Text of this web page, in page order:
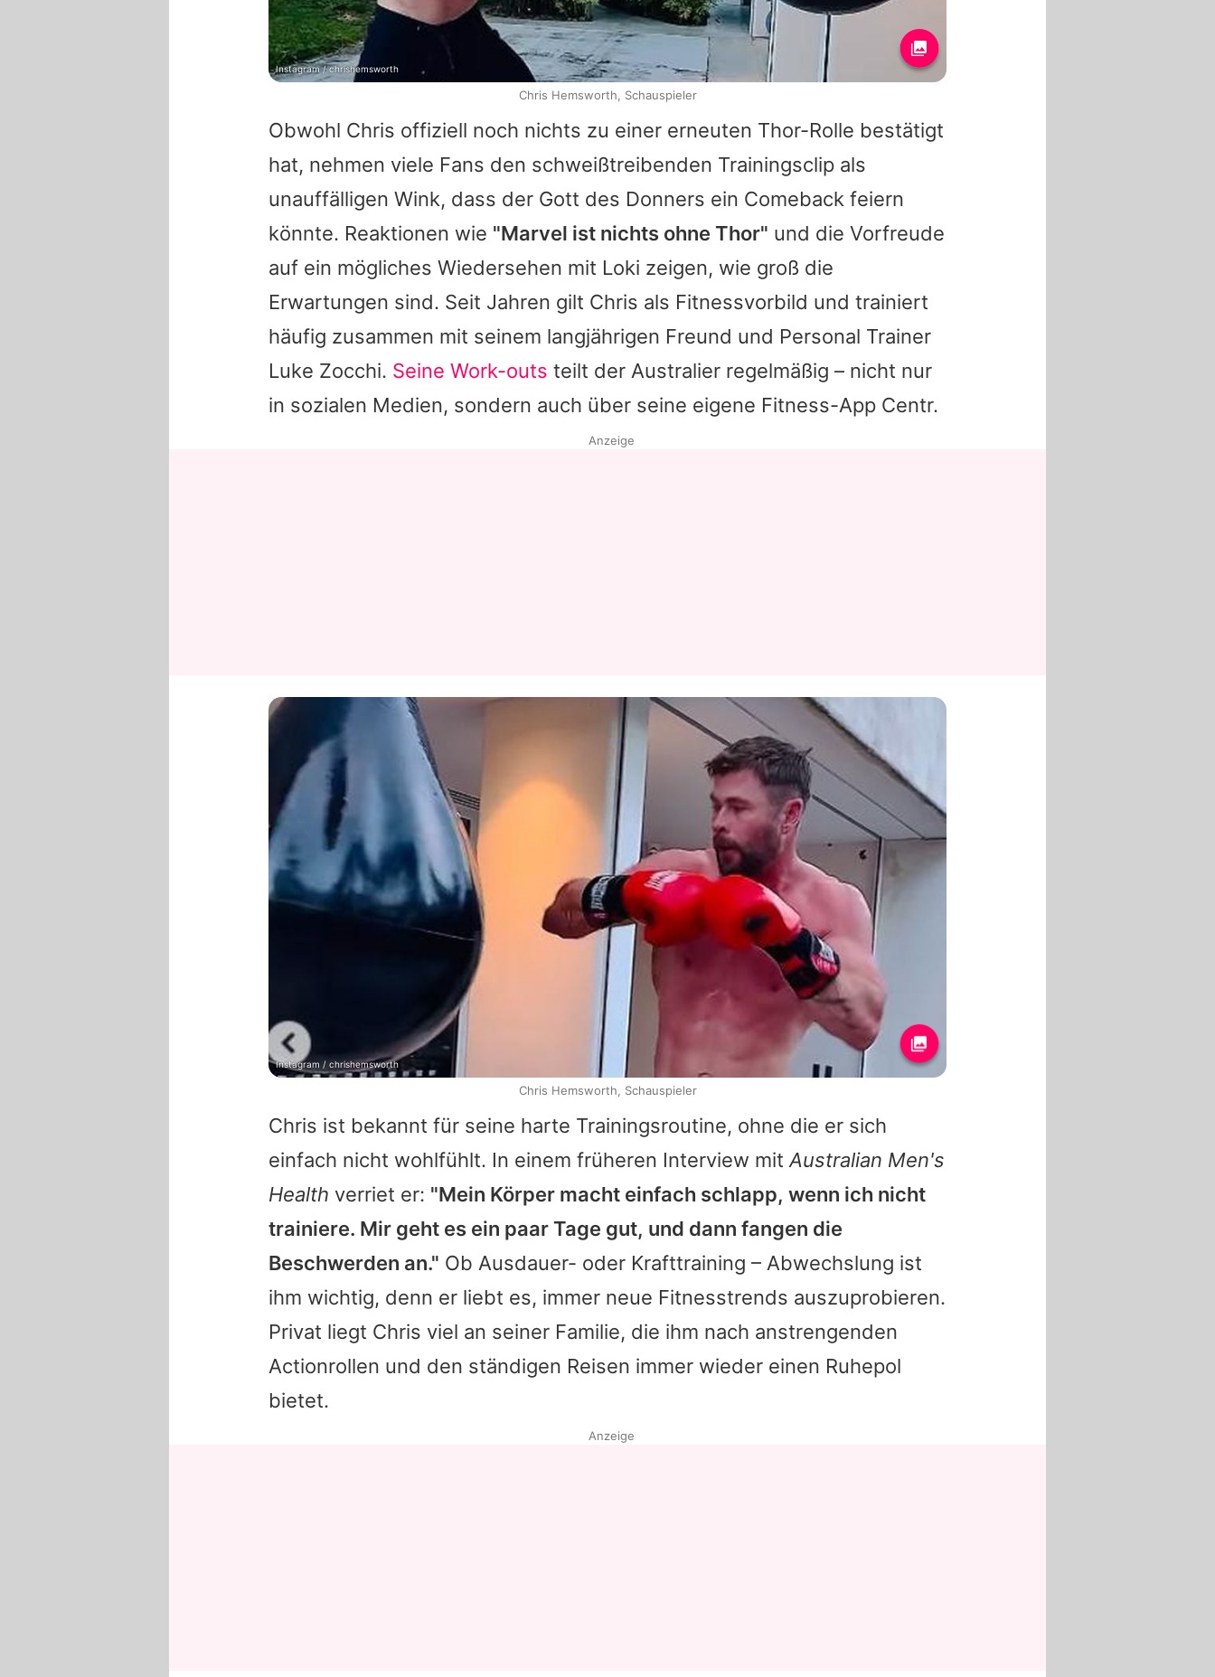
Obwohl Chris offiziell noch nichts zu einer erneuten Thor-Rolle bestätigt
hat, nehmen viele Fans den schweißtreibenden Trainingsclip als
unauffälligen Wink, dass der Gott des Donners ein Comeback feiern
könnte. Reaktionen wie "Marvel ist nichts ohne Thor" und die Vorfreude
auf ein mögliches Wiedersehen mit Loki zeigen, wie groß die
Erwartungen sind. Seit Jahren gilt Chris als Fitnessvorbild und trainiert
häufig zusammen mit seinem langjährigen Freund und Personal Trainer
Luke Zocchi. Seine Work-outs teilt der Australier regelmäßig – nicht nur
in sozialen Medien, sondern auch über seine eigene Fitness-App Centr.
Chris ist bekannt für seine harte Trainingsroutine, ohne die er sich
einfach nicht wohlfühlt. In einem früheren Interview mit Australian Men's
Health verriet er: "Mein Körper macht einfach schlapp, wenn ich nicht
trainiere. Mir geht es ein paar Tage gut, und dann fangen die
Beschwerden an." Ob Ausdauer- oder Krafttraining – Abwechslung ist
ihm wichtig, denn er liebt es, immer neue Fitnesstrends auszuprobieren.
Privat liegt Chris viel an seiner Familie, die ihm nach anstrengenden
Actionrollen und den ständigen Reisen immer wieder einen Ruhepol
bietet.
Instagram / chrishemsworth
Chris Hemsworth, Schauspieler
Anzeige
Instagram / chrishemsworth
Chris Hemsworth, Schauspieler
Anzeige